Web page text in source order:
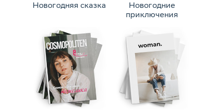
Новогодняя сказка
Новогодние
приключения